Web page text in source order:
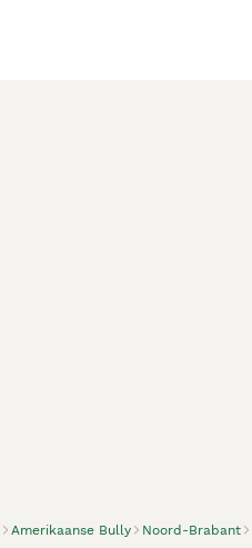
Amerikaanse Bully Noord-Brabant